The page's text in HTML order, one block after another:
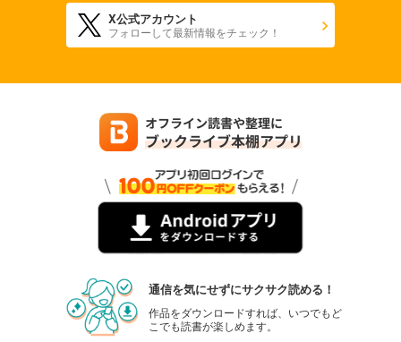
X公式アカウント
フォローして最新情報をチェック！
通信を気にせずにサクサク読める！
作品をダウンロードすれば、いつでもど
こでも読書が楽しめます。